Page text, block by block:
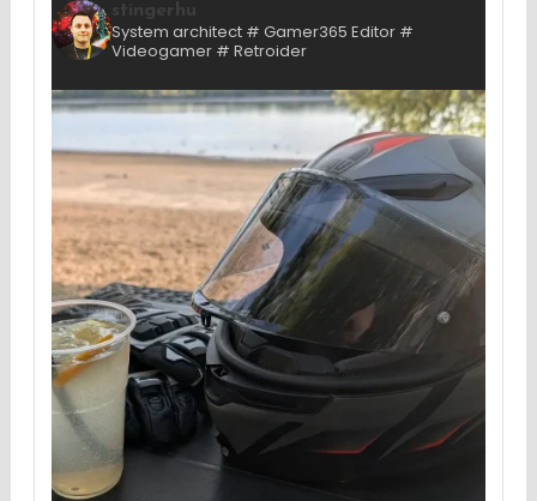
System architect # Gamer365 Editor #
Videogamer # Retroider